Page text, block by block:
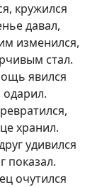
кружился
давал,
изменился,
стал.
явился
хранил.
удивился
показал.
очутился